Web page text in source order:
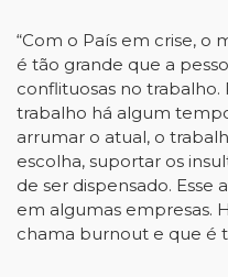
“Com o País em crise,
é tão grande que a
conflituosas no trabalho.
trabalho há algum
arrumar o atual, o
escolha, suportar os
de ser dispensado. Esse
em algumas empresas.
chama burnout e que é